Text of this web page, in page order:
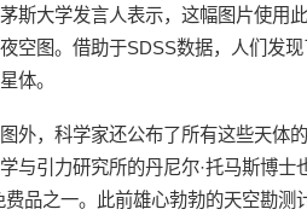
斯大学发言人表示，这幅图片使用
夜空图。借助于SDSS数据，人们发
体。
，科学家还公布了所有这些天体
与引力研究所的丹尼尔·托马斯博士
费品之一。此前雄心勃勃的天空勘